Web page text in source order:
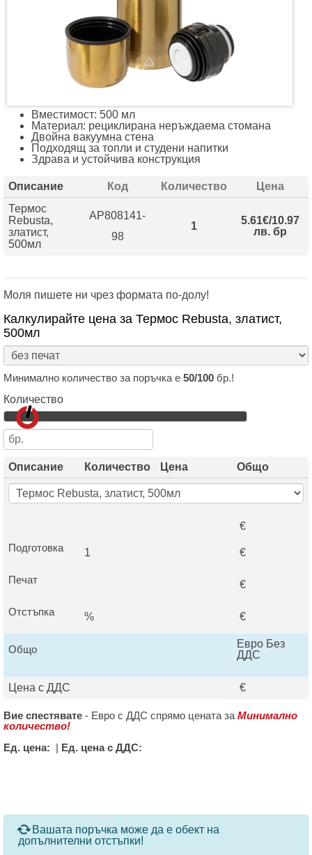
Вместимост: 500 мл
Материал: рециклирана неръждаема стомана
Двойна вакуумна стена
Подходящ за топли и студени напитки
Здрава и устойчива конструкция
Описание Код Количество
Цена
Термос
Rebusta,
златист,
500мл
AP808141-
98
1
5.61€/10.97
лв. бр
Моля пишете ни чрез формата по-долу!
Калкулирайте цена за Термос Rebusta, златист,
500мл
Минимално количество за поръчка е 50/100 бр.!
Количество
Описание Количество Цена Общо
€
Подготовка
1 €
Печат €
Отстъпка % €
Общо
Евро Без
ДДС
Цена с ДДС €
Вие спестявате - Евро с ДДС спрямо цената за Минимално
количество!
Ед. цена: | Ед. цена с ДДС:
За определени продукти и количества се ползват
Вашата поръчка може да е обект на
допълнителни отстъпки!